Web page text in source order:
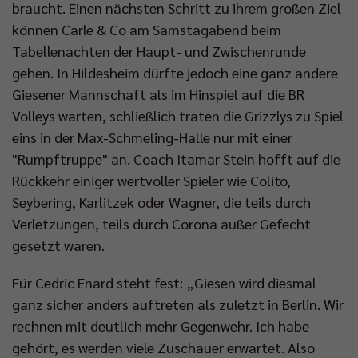
braucht. Einen nächsten Schritt zu ihrem großen Ziel
können Carle & Co am Samstagabend beim
Tabellenachten der Haupt- und Zwischenrunde
gehen. In Hildesheim dürfte jedoch eine ganz andere
Giesener Mannschaft als im Hinspiel auf die BR
Volleys warten, schließlich traten die Grizzlys zu Spiel
eins in der Max-Schmeling-Halle nur mit einer
"Rumpftruppe" an. Coach Itamar Stein hofft auf die
Rückkehr einiger wertvoller Spieler wie Colito,
Seybering, Karlitzek oder Wagner, die teils durch
Verletzungen, teils durch Corona außer Gefecht
gesetzt waren.
Für Cedric Enard steht fest: „Giesen wird diesmal
ganz sicher anders auftreten als zuletzt in Berlin. Wir
rechnen mit deutlich mehr Gegenwehr. Ich habe
gehört, es werden viele Zuschauer erwartet. Also